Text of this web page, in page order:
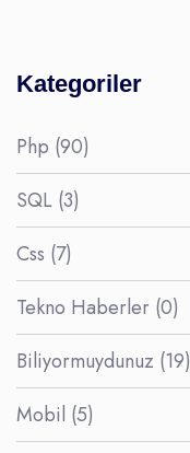
Kategoriler
Php (90)
SQL (3)
Css (7)
Tekno Haberler (0)
Biliyormuydunuz (19)
Mobil (5)